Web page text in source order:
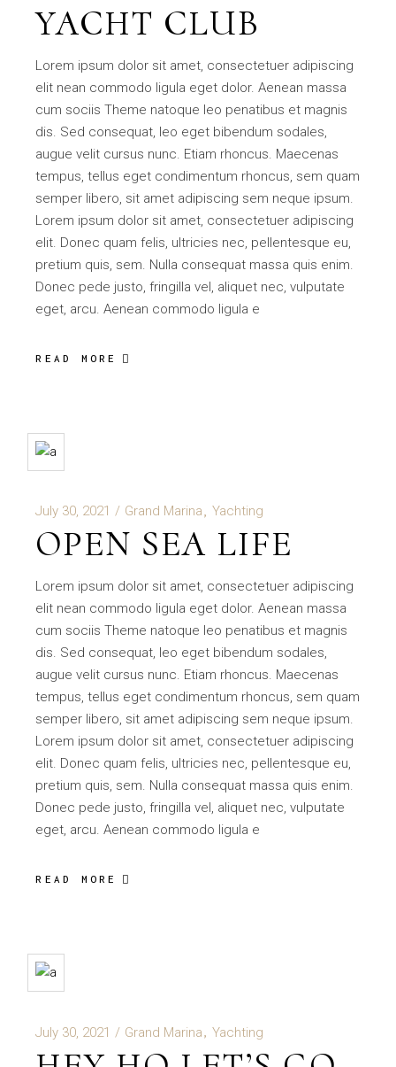
YACHT CLUB
Lorem ipsum dolor sit amet, consectetuer adipiscing
elit nean commodo ligula eget dolor. Aenean massa
cum sociis Theme natoque leo penatibus et magnis
dis. Sed consequat, leo eget bibendum sodales,
augue velit cursus nunc. Etiam rhoncus. Maecenas
tempus, tellus eget condimentum rhoncus, sem quam
semper libero, sit amet adipiscing sem neque ipsum.
Lorem ipsum dolor sit amet, consectetuer adipiscing
elit. Donec quam felis, ultricies nec, pellentesque eu,
pretium quis, sem. Nulla consequat massa quis enim.
Donec pede justo, fringilla vel, aliquet nec, vulputate
eget, arcu. Aenean commodo ligula e
READ MORE
July 30, 2021 Grand Marina Yachting
OPEN SEA LIFE
Lorem ipsum dolor sit amet, consectetuer adipiscing
elit nean commodo ligula eget dolor. Aenean massa
cum sociis Theme natoque leo penatibus et magnis
dis. Sed consequat, leo eget bibendum sodales,
augue velit cursus nunc. Etiam rhoncus. Maecenas
tempus, tellus eget condimentum rhoncus, sem quam
semper libero, sit amet adipiscing sem neque ipsum.
Lorem ipsum dolor sit amet, consectetuer adipiscing
elit. Donec quam felis, ultricies nec, pellentesque eu,
pretium quis, sem. Nulla consequat massa quis enim.
Donec pede justo, fringilla vel, aliquet nec, vulputate
eget, arcu. Aenean commodo ligula e
READ MORE
July 30, 2021 Grand Marina Yachting